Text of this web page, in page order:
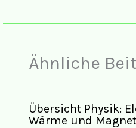
Ähnliche
Übersicht Physik:
Wärme und